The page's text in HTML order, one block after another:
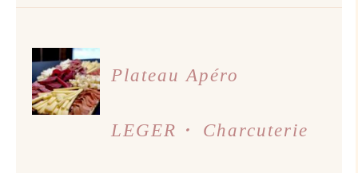
AJOUTER
AU
PANIER
/
DÉTAILS
Plateau Apéro
LEGER・ Charcuterie